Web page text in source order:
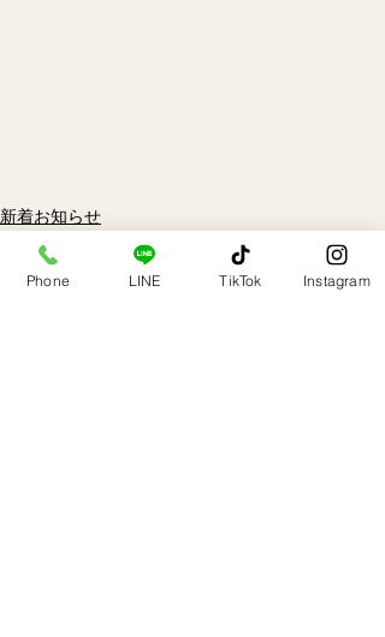
新着お知らせ
画像日記
Phone LINE TikTok Instagram